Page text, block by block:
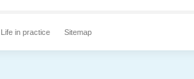
Life in practice Sitemap